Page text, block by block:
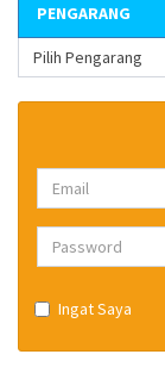
PENGARANG
Pilih Pengarang
Ingat Saya